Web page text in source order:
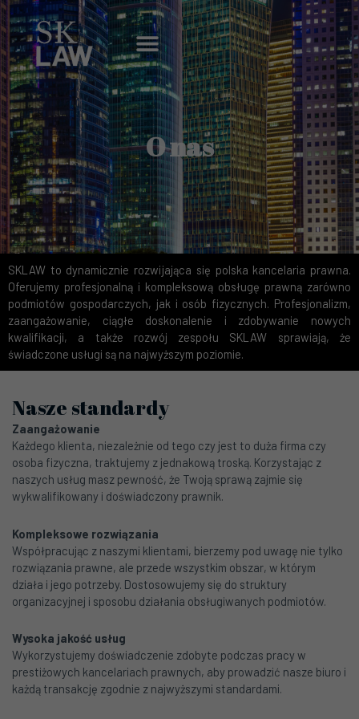
Skip
to
content
Menu
O nas
SKLAW to dynamicznie rozwijająca się polska kancelaria prawna.
Oferujemy profesjonalną i kompleksową obsługę prawną zarówno
podmiotów gospodarczych, jak i osób fizycznych. Profesjonalizm,
zaangażowanie, ciągłe doskonalenie i zdobywanie nowych
kwalifikacji, a także rozwój zespołu SKLAW sprawiają, że
świadczone usługi są na najwyższym poziomie.
Nasze standardy
Zaangażowanie
Każdego klienta, niezależnie od tego czy jest to duża firma czy
osoba fizyczna, traktujemy z jednakową troską. Korzystając z
naszych usług masz pewność, że Twoją sprawą zajmie się
wykwalifikowany i doświadczony prawnik.
Kompleksowe rozwiązania
Współpracując z naszymi klientami, bierzemy pod uwagę nie tylko
rozwiązania prawne, ale przede wszystkim obszar, w którym
działa i jego potrzeby. Dostosowujemy się do struktury
organizacyjnej i sposobu działania obsługiwanych podmiotów.
Wysoka jakość usług
Wykorzystujemy doświadczenie zdobyte podczas pracy w
prestiżowych kancelariach prawnych, aby prowadzić nasze biuro i
każdą transakcję zgodnie z najwyższymi standardami.